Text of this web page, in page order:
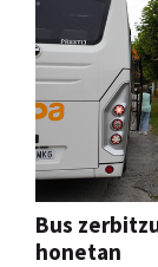
Bus
honetan